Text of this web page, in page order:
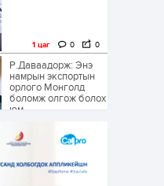
1 цаг 0 0
Р.Даваадорж: Энэ
намрын экспортын
орлого Монголд
боломж олгож болох
юм
Автомашины улсын
дугаар сондгой
тоогоор төгссөн бол